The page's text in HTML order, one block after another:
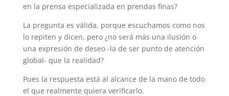
en la prensa especializada en prendas finas?
La pregunta es válida, porque escuchamos como nos
lo repiten y dicen, pero ¿no será más una ilusión o
una expresión de deseo -la de ser punto de atención
global- que la realidad?
Pues la respuesta está al alcance de la mano de todo
el que realmente quiera verificarlo.